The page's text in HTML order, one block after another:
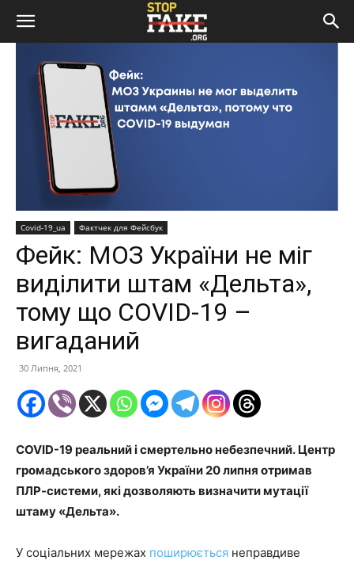
Covid-19_ua Фактчек для Фейсбук
Фейк: МОЗ України не міг
виділити штам «Дельта»,
тому що COVID-19 –
вигаданий
30 Липня, 2021
COVID-19 реальний і смертельно небезпечний. Центр
громадського здоров’я України 20 липня отримав
ПЛР-системи, які дозволяють визначити мутації
штаму «Дельта».
У соціальних мережах поширюється неправдиве